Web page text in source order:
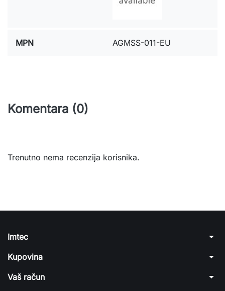
MPN AGMSS-011-EU
Komentara (0)
Trenutno nema recenzija korisnika.
Imtec arrow_drop_down
Kupovina arrow_drop_down
Vaš račun arrow_drop_down